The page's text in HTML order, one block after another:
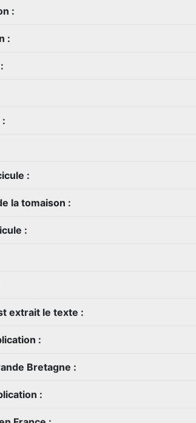
:
:
:
la tomaison :
:
extrait le texte :
:
Bretagne :
: